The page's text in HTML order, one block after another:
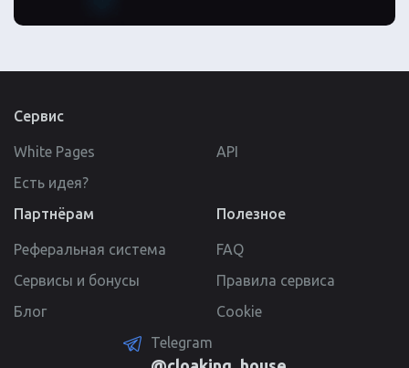
Сервис
White Pages
API
Есть идея?
Партнёрам
Реферальная система
Сервисы и бонусы
Блог
Полезное
FAQ
Правила сервиса
Cookie
Telegram